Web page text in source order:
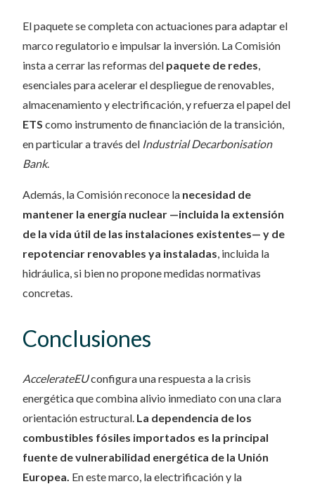
El paquete se completa con actuaciones para adaptar el
marco regulatorio e impulsar la inversión. La Comisión
insta a cerrar las reformas del paquete de redes,
esenciales para acelerar el despliegue de renovables,
almacenamiento y electrificación, y refuerza el papel del
ETS como instrumento de financiación de la transición,
en particular a través del Industrial Decarbonisation
Bank.
Además, la Comisión reconoce la necesidad de
mantener la energía nuclear —incluida la extensión
de la vida útil de las instalaciones existentes— y de
repotenciar renovables ya instaladas, incluida la
hidráulica, si bien no propone medidas normativas
concretas.
Conclusiones
AccelerateEUconfigura una respuesta a la crisis
energética que combina alivio inmediato con una clara
orientación estructural. La dependencia de los
combustibles fósiles importados es la principal
fuente de vulnerabilidad energética de la Unión
Europea. En este marco, la electrificación y la